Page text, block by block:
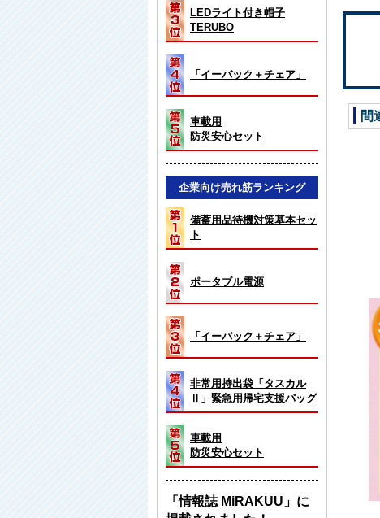
間
LEDライト付き帽子
TERUBO
「イーバック＋チェア」
車載用
防災安心セット
企業向け売れ筋ランキング
備蓄用品待機対策基本セッ
ト
ポータブル電源
「イーバック＋チェア」
非常用持出袋「タスカル
Ⅱ」緊急用帰宅支援バッグ
車載用
防災安心セット
「情報誌 MiRAKUU」に